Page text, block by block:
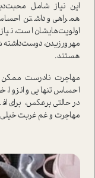
این نیاز شامل
همراهی و داشتن
اولویت‌هایشان ا‌ست،
مهر‌ورزیدن،
هستند‌.
مهاجرت نادرست ممکن
احساس تنهایی و انزوا،
در‌حالتی برعکس، برای
مهاجرت و غم غربت خیلی